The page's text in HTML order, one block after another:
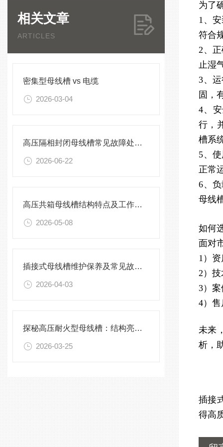
相关文章
ARTICLES
密集型母线槽 vs 电缆
2026-03-04
高压隔相封闭母线槽常见故障处理方案
2026-06-22
高压共箱母线槽结构特点及工作原理
2026-05-08
插接式母线槽维护保养及常见故障处理指南
2026-04-03
探秘高压耐火型母线槽：结构亮点与实用效能
2026-03-25
为了
1、
符合
2、
止湿
3、
固，
4、
行，
槽系
5、
正常
6、
母线
如何
面对
1）
2）
3）
4）
未来
析，
插接
得高